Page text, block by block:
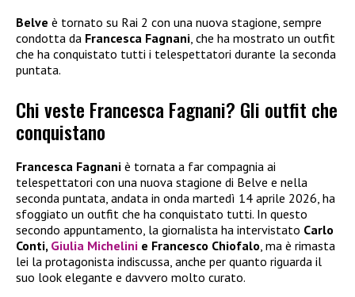
Belve è tornato su Rai 2 con una nuova stagione, sempre
condotta da Francesca Fagnani , che ha mostrato un outfit
che ha conquistato tutti i telespettatori durante la seconda
puntata.
Chi veste Francesca Fagnani? Gli outfit che
conquistano
Francesca Fagnani è tornata a far compagnia ai
telespettatori con una nuova stagione di Belve e nella
seconda puntata, andata in onda martedì 14 aprile 2026, ha
sfoggiato un outfit che ha conquistato tutti. In questo
secondo appuntamento, la giornalista ha intervistato Carlo
Conti, Giulia Michelini e Francesco Chiofalo, ma è rimasta
lei la protagonista indiscussa, anche per quanto riguarda il
suo look elegante e davvero molto curato.